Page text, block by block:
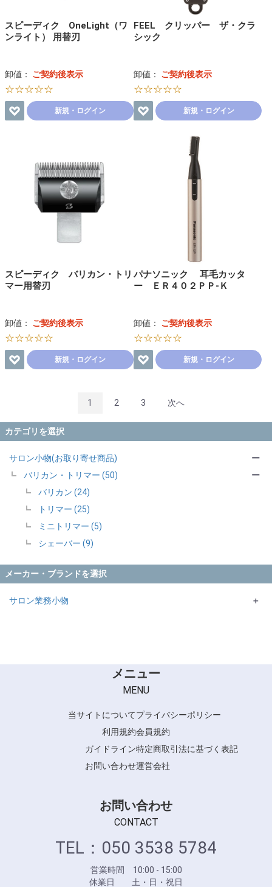
カテゴリを選択
サロン小物(お取り寄せ商品)
バリカン・トリマー (50)
バリカン (24)
トリマー (25)
ミニトリマー (5)
シェーバー (9)
ー
ー
メーカー・ブランドを選択
サロン業務小物
＋
スピーディク OneLight（ワ
ンライト） 用替刃
卸値： ご契約後表示
☆☆☆☆☆
新規・ログイン
FEEL クリッパー ザ・クラ
シック
卸値： ご契約後表示
☆☆☆☆☆
新規・ログイン
スピーディク バリカン・トリ
マー用替刃
卸値： ご契約後表示
☆☆☆☆☆
新規・ログイン
パナソニック 耳毛カッタ
ー ＥＲ４０２ＰＰ-Ｋ
卸値： ご契約後表示
☆☆☆☆☆
新規・ログイン
1 2 3 次へ
メニュー
MENU
当サイトについてプライバシーポリシー
利用規約会員規約
ガイドライン特定商取引法に基づく表記
お問い合わせ運営会社
お問い合わせ
CONTACT
TEL：050 3538 5784
営業時間 10:00 - 15:00
休業日 土・日・祝日